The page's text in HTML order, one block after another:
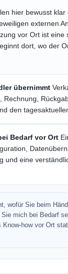
hier bewusst
externen
vor Ort ist eine
dort, wo der
übernimmt
Rechnung,
den
Bedarf vor Ort
und eine
wofür Sie beim
mich bei Bedarf
Know-how vor Ort